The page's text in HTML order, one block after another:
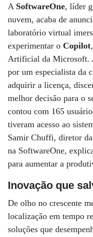
A SoftwareOne, líder
nuvem, acaba de
laboratório virtual
experimentar o Copilot
Artificial da Microsoft.
por um especialista da
adquirir a licença,
melhor decisão para o
contou com 165
tiveram acesso ao
Samir Chuffi, diretor
na SoftwareOne,
para aumentar a
Inovação que
De olho no crescente
localização em tempo
soluções que